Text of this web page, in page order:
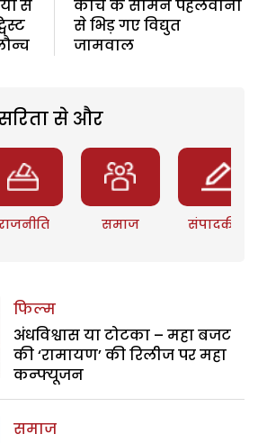
से
कोच के सामने पहलवानों
से भिड़ गए विद्युत
जामवाल
से और
समाज संपादकीय
फिल्म
अंधविश्वास या टोटका – महा बजट
की ‘रामायण’ की रिलीज पर महा
कन्फ्यूजन
समाज